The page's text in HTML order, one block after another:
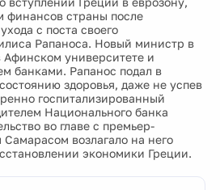
финансов страны после
с поста своего
Рапаноса. Новый министр в
университете и
банками. Рапанос подал в
здоровья, даже не успев
госпитализированный
Национального банка
во главе с премьер-
возлагало на него
экономики Греции.